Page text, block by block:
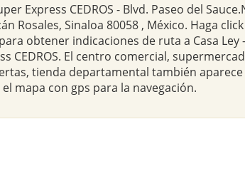
Express CEDROS - Blvd. Paseo del
Rosales, Sinaloa 80058 , México. Haga click
obtener indicaciones de ruta a Casa Ley -
CEDROS. El centro comercial,
tienda departamental también aparece
mapa con gps para la navegación.